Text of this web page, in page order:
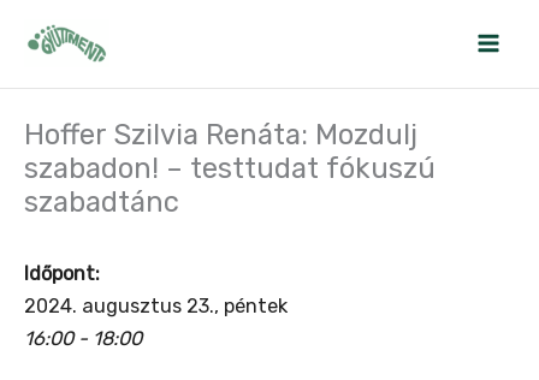
Hoffer Szilvia Renáta: Mozdulj
szabadon! – testtudat fókuszú
szabadtánc
Időpont:
2024. augusztus 23., péntek
16:00 - 18:00